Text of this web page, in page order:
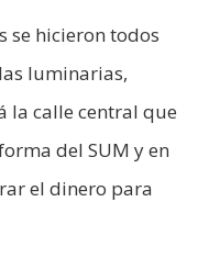
se hicieron todos
luminarias,
la calle central que
del SUM y en
el dinero para